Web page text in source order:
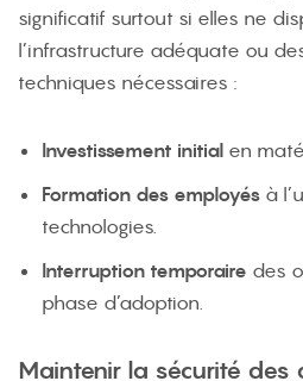
significatif surtout si elles ne
l’infrastructure adéquate ou
techniques nécessaires :
Investissement initial en
Formation des employés à
technologies.
Interruption temporaire des
phase d’adoption.
Maintenir la sécurité des